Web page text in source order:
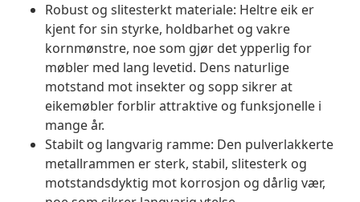
Robust og slitesterkt materiale: Heltre eik er
kjent for sin styrke, holdbarhet og vakre
kornmønstre, noe som gjør det ypperlig for
møbler med lang levetid. Dens naturlige
motstand mot insekter og sopp sikrer at
eikemøbler forblir attraktive og funksjonelle i
mange år.
Stabilt og langvarig ramme: Den pulverlakkerte
metallrammen er sterk, stabil, slitesterk og
motstandsdyktig mot korrosjon og dårlig vær,